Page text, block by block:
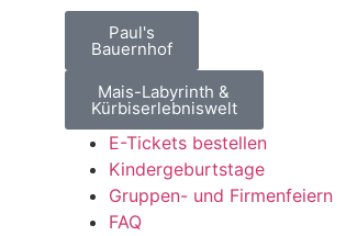
Paul's
Bauernhof
Mais-Labyrinth &
Kürbiserlebniswelt
E-Tickets bestellen
Kindergeburtstage
Gruppen- und Firmenfeiern
FAQ